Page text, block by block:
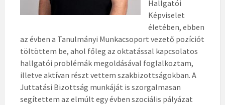
Hallgatói
Képviselet
életében, ebben
az évben a Tanulmányi Munkacsoport vezető pozíciót
töltöttem be, ahol főleg az oktatással kapcsolatos
hallgatói problémák megoldásával foglalkoztam,
illetve aktívan részt vettem szakbizottságokban. A
Juttatási Bizottság munkáját is szorgalmasan
segítettem az elmúlt egy évben szociális pályázat